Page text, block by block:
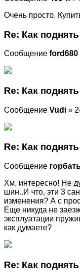
Очень просто.
Re: Как
Сообщение ford680
Re: Как
Сообщение Vudi »
Re: Как
Сообщение
Хм, интересно! Не
шин..И что, эти 3
изменения? А с
Еще никуда не
эксплуатации
как думаете?
Re: Как